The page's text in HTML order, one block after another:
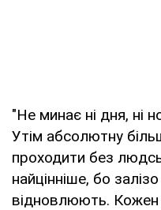
"Не минає ні дня, ні
Утім абсолютну
проходити без
найцінніше, бо
відновлюють. Кожен